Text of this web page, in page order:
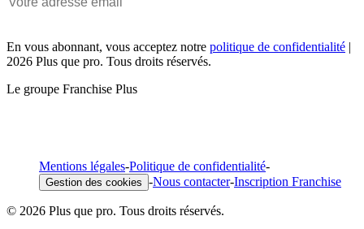
En vous abonnant, vous acceptez notre politique de confidentialité |
2026 Plus que pro. Tous droits réservés.
Le groupe Franchise Plus
Mentions légales-Politique de confidentialité-
Gestion des cookies -Nous contacter-Inscription Franchise
© 2026 Plus que pro. Tous droits réservés.